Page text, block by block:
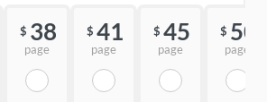
$ 38
page
$ 41
page
$ 45
page
$ 50
page